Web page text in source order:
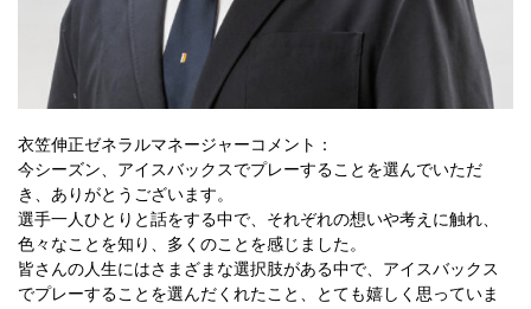
衣笠伸正ゼネラルマネージャーコメント：
今シーズン、アイスバックスでプレーすることを選んでいただ
き、ありがとうございます。
選手一人ひとりと話をする中で、それぞれの想いや考えに触れ、
色々なことを知り、多くのことを感じました。
皆さんの人生にはさまざまな選択肢がある中で、アイスバックス
でプレーすることを選んだくれたこと、とても嬉しく思っていま